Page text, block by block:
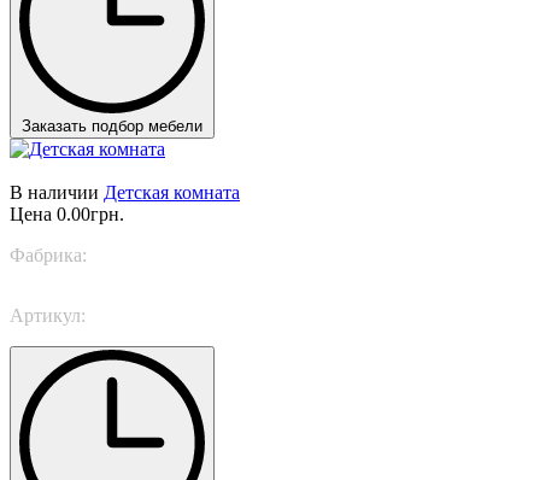
Заказать подбор мебели
В наличии Детская комната
Цена 0.00грн.
Фабрика:
Артикул: